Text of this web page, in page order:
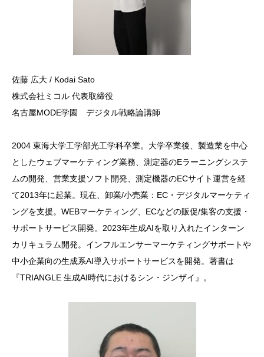
佐藤 広大 / Kodai Sato
株式会社ミコル 代表取締役
名古屋MODE学園 デジタル戦略論講師
2004 東海大学工学部光工学科卒業。大学卒業後、製造業を中心
としたウェブマーケティング業務、測定器のEラーニングシステ
ムの開発、営業支援ソフト開発、測定機器のECサイト運営を経
て2013年に起業。現在、卸業/小売業：EC・デジタルマーケティ
ングを支援。WEBマーケティング、ECなどの販促/集客の支援・
サポートサービス開発。2023年生成AIを取り入れたインターン
カリキュラム開発。インフルエンサーマーケティングサポートや
中小企業向の生成系AI導入サポートサービスを開発。著書は
『TRIANGLE 生成AI時代におけるシン・ジンザイ』。